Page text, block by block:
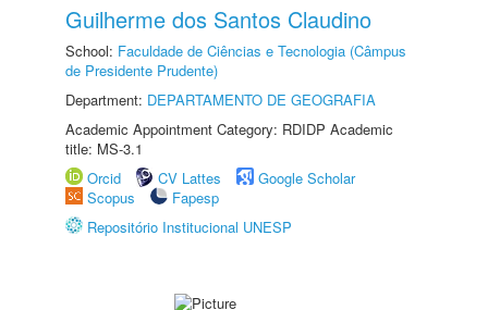
Guilherme dos Santos Claudino
School: Faculdade de Ciências e Tecnologia (Câmpus
de Presidente Prudente)
Department: DEPARTAMENTO DE GEOGRAFIA
Academic Appointment Category: RDIDP Academic
title: MS-3.1
Orcid
CV Lattes
Google Scholar
Scopus
Fapesp
Repositório Institucional UNESP